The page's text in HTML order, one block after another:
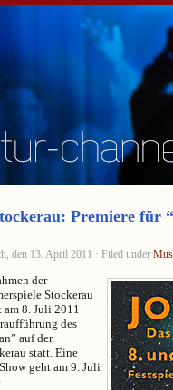
Premiere für
den 13. April 2011 · Filed under
der
Stockerau
am 8. Juli 2011
des
auf der
statt. Eine
geht am 9. Juli